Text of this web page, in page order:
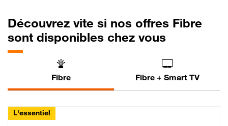
Découvrez vite si nos offres Fibre
sont disponibles chez vous
Fibre Fibre + Smart TV
L'essentiel